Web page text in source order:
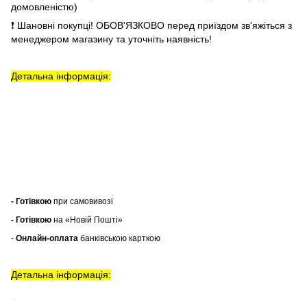
домовленістю)
❗ Шановні покупці! ОБОВ'ЯЗКОВО перед приїздом зв'яжіться з
менеджером магазину та уточніть наявність!
Детальна інформація:
- Готівкою при самовивозі
- Готівкою на «Новій Пошті»
- Онлайн-оплата банківською карткою
Детальна інформація: